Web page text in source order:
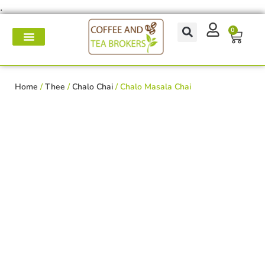
.
0
Home /Thee /Chalo Chai / Chalo Masala Chai